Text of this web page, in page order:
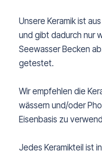
Unsere Keramik ist
und gibt dadurch nur
Seewasser Becken
getestet.
Wir empfehlen die
wässern und/oder
Eisenbasis zu
Jedes Keramikteil ist